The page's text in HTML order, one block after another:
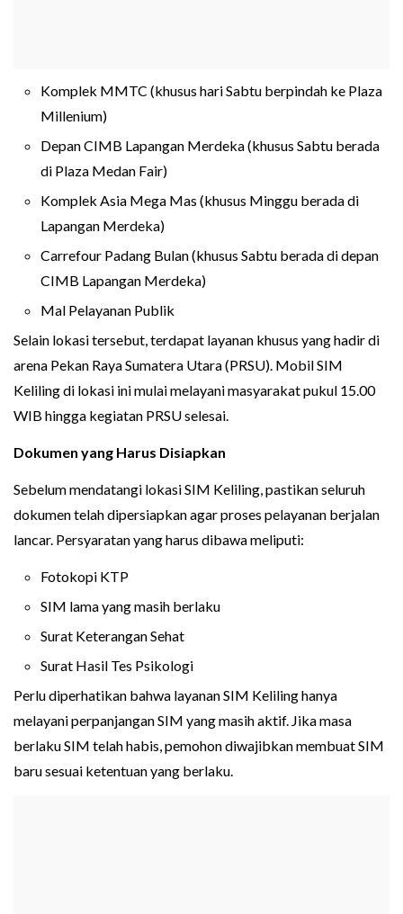
Komplek MMTC (khusus hari Sabtu berpindah ke Plaza
Millenium)
Depan CIMB Lapangan Merdeka (khusus Sabtu berada
di Plaza Medan Fair)
Komplek Asia Mega Mas (khusus Minggu berada di
Lapangan Merdeka)
Carrefour Padang Bulan (khusus Sabtu berada di depan
CIMB Lapangan Merdeka)
Mal Pelayanan Publik
Selain lokasi tersebut, terdapat layanan khusus yang hadir di
arena Pekan Raya Sumatera Utara (PRSU). Mobil SIM
Keliling di lokasi ini mulai melayani masyarakat pukul 15.00
WIB hingga kegiatan PRSU selesai.
Dokumen yang Harus Disiapkan
Sebelum mendatangi lokasi SIM Keliling, pastikan seluruh
dokumen telah dipersiapkan agar proses pelayanan berjalan
lancar. Persyaratan yang harus dibawa meliputi:
Fotokopi KTP
SIM lama yang masih berlaku
Surat Keterangan Sehat
Surat Hasil Tes Psikologi
Perlu diperhatikan bahwa layanan SIM Keliling hanya
melayani perpanjangan SIM yang masih aktif. Jika masa
berlaku SIM telah habis, pemohon diwajibkan membuat SIM
baru sesuai ketentuan yang berlaku.